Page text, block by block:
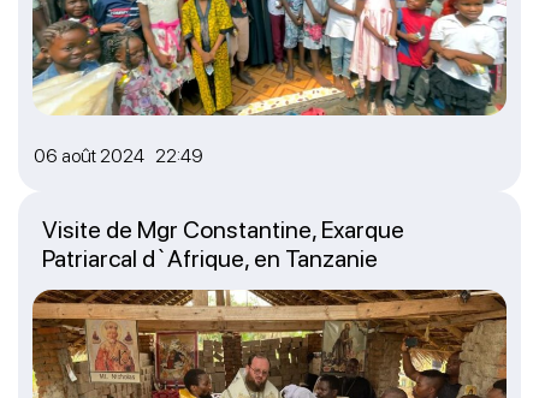
06 août 2024 22:49
Visite de Mgr Constantine, Exarque
Patriarcal d`Afrique, en Tanzanie